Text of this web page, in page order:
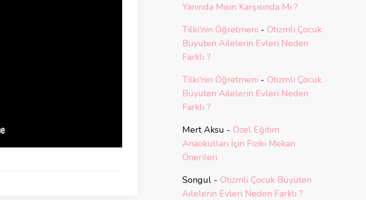
Yanında Mısın Karşısında Mı ?
Tilki'nin Öğretmeni - Otizmli Çocuk
Büyüten Ailelerin Evleri Neden
Farklı ?
Tilki'nin Öğretmeni - Otizmli Çocuk
Büyüten Ailelerin Evleri Neden
Farklı ?
Mert Aksu - Özel Eğitim
Anaokulları İçin Fiziki Mekan
Önerileri
Songul- Otizmli Çocuk Büyüten
Ailelerin Evleri Neden Farklı ?